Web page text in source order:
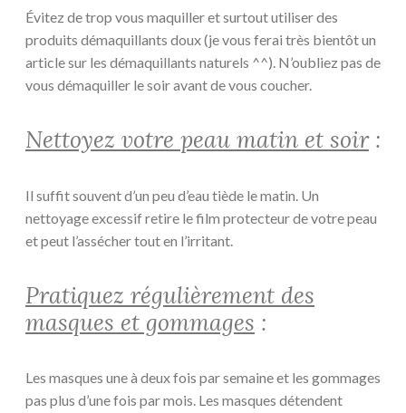
Évitez de trop vous maquiller et surtout utiliser des
produits démaquillants doux (je vous ferai très bientôt un
article sur les démaquillants naturels ^^). N’oubliez pas de
vous démaquiller le soir avant de vous coucher.
Nettoyez votre peau matin et soir:
Il suffit souvent d’un peu d’eau tiède le matin. Un
nettoyage excessif retire le film protecteur de votre peau
et peut l’assécher tout en l’irritant.
Pratiquez régulièrement des
masques et gommages :
Les masques une à deux fois par semaine et les gommages
pas plus d’une fois par mois. Les masques détendent